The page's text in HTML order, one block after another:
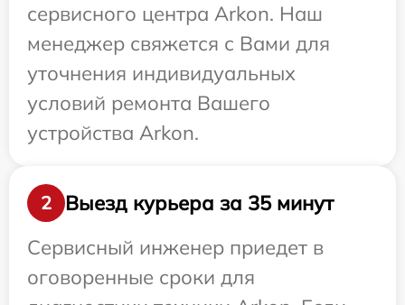
сервисного центра Arkon. Наш
менеджер свяжется с Вами для
уточнения индивидуальных
условий ремонта Вашего
устройства Arkon.
2
Выезд курьера за 35 минут
Сервисный инженер приедет в
оговоренные сроки для